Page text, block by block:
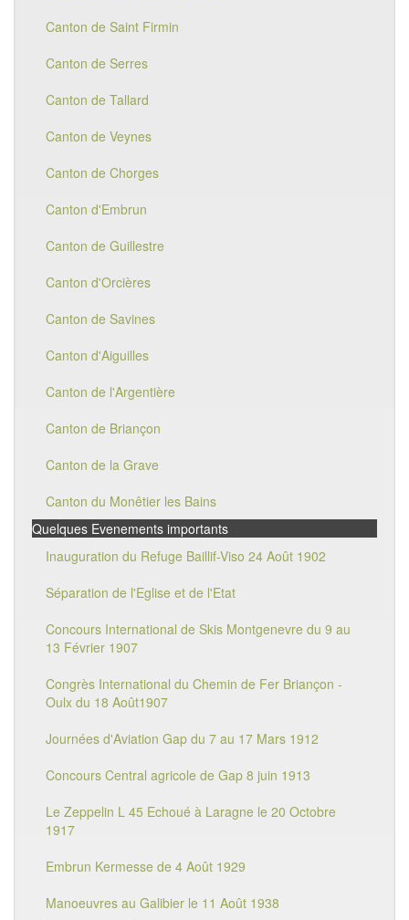
Canton de Saint Firmin
Canton de Serres
Canton de Tallard
Canton de Veynes
Canton de Chorges
Canton d'Embrun
Canton de Guillestre
Canton d'Orcières
Canton de Savines
Canton d'Aiguilles
Canton de l'Argentière
Canton de Briançon
Canton de la Grave
Canton du Monêtier les Bains
Quelques Evenements importants
Inauguration du Refuge Baillif-Viso 24 Août 1902
Séparation de l'Eglise et de l'Etat
Concours International de Skis Montgenevre du 9 au
13 Février 1907
Congrès International du Chemin de Fer Briançon -
Oulx du 18 Août1907
Journées d'Aviation Gap du 7 au 17 Mars 1912
Concours Central agricole de Gap 8 juin 1913
Le Zeppelin L 45 Echoué à Laragne le 20 Octobre
1917
Embrun Kermesse de 4 Août 1929
Manoeuvres au Galibier le 11 Août 1938